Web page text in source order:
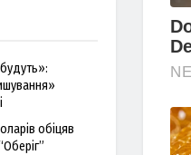
обіцяв